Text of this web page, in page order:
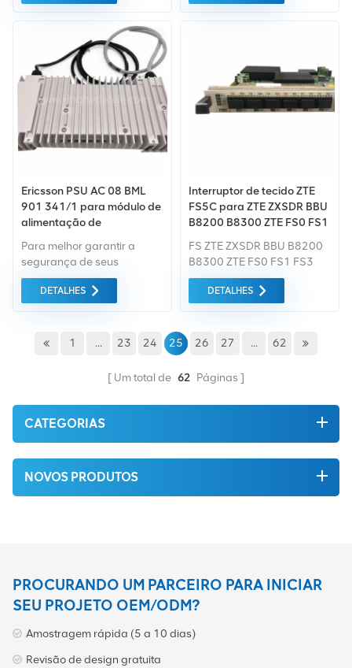
Fornece 6 interfaces de
rede diferentes.
ambiental. Tudo isso é
fornecido ao melhor preço
possível.
Ericsson PSU AC 08 BML
901 341/1 para módulo de
alimentação de
base Ericsson
Para melhor garantir a
segurança de seus
produtos, profissionais,
ambientalmente serão
convenientes e eficientes.
DETALHES
Interruptor de tecido ZTE
FS5C para ZTE ZXSDR BBU
B8200 B8300 ZTE FS0 FS1
FS ZTE ZXSDR BBU B8200
B8300 ZTE FS0 FS1 FS3
FS5 FS5C FS5B FS5A
DETALHES
1 ... 23 24 25 26 27 ... 62
Um total de 62 Páginas
CATEGORIAS
NOVOS PRODUTOS
PROCURANDO UM PARCEIRO PARA INICIAR
SEU PROJETO OEM/ODM?
Amostragem rápida (5 a 10 dias)
Revisão de design gratuita